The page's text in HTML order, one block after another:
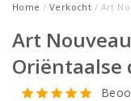
Home / Verkocht / Art
Art
Oriëntaalse